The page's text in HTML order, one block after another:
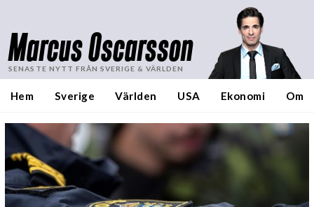
Marcus Oscarsson
SENASTE NYTT FRÅN SVERIGE & VÄRLDEN
Hem Sverige Världen USA Ekonomi Om